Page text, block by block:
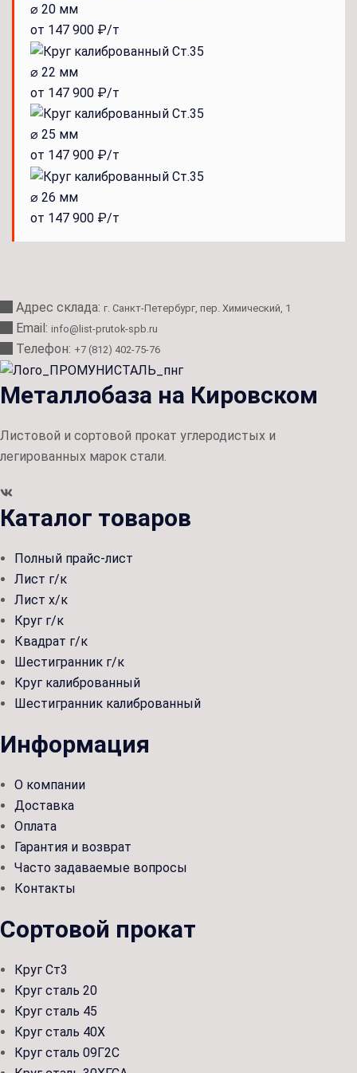
⌀ 20 мм
от 147 900 ₽/т
⌀ 22 мм
от 147 900 ₽/т
⌀ 25 мм
от 147 900 ₽/т
⌀ 26 мм
от 147 900 ₽/т
Адрес склада: г. Санкт-Петербург, пер. Химический, 1
Email: info@list-prutok-spb.ru
Телефон: +7 (812) 402-75-76
Металлобаза на Кировском
Листовой и сортовой прокат углеродистых и
легированных марок стали.
Каталог товаров
Полный прайс-лист
Лист г/к
Лист х/к
Круг г/к
Квадрат г/к
Шестигранник г/к
Круг калиброванный
Шестигранник калиброванный
Информация
О компании
Доставка
Оплата
Гарантия и возврат
Часто задаваемые вопросы
Контакты
Сортовой прокат
Круг Ст3
Круг сталь 20
Круг сталь 45
Круг сталь 40Х
Круг сталь 09Г2С